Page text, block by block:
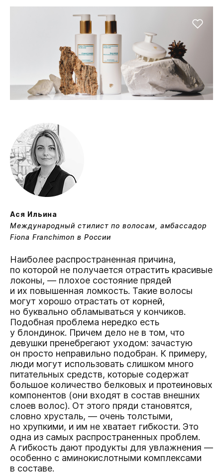
Ася Ильина
Международный стилист по волосам, амбассадор
Fiona Franchimon в России
Наиболее распространенная причина,
по которой не получается отрастить красивые
локоны, — плохое состояние прядей
и их повышенная ломкость. Такие волосы
могут хорошо отрастать от корней,
но буквально обламываться у кончиков.
Подобная проблема нередко есть
у блондинок. Причем дело не в том, что
девушки пренебрегают уходом: зачастую
он просто неправильно подобран. К примеру,
люди могут использовать слишком много
питательных средств, которые содержат
большое количество белковых и протеиновых
компонентов (они входят в состав внешних
слоев волос). От этого пряди становятся,
словно хрусталь, — очень толстыми,
но хрупкими, и им не хватает гибкости. Это
одна из самых распространенных проблем.
А гибкость дают продукты для увлажнения —
особенно с аминокислотными комплексами
в составе.